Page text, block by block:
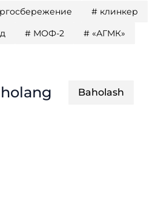
# клинкер
# МОФ-2 # «АГМК»
Baholash